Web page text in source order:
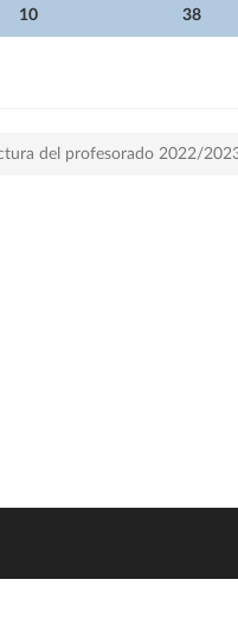
10 38
del profesorado 2022/